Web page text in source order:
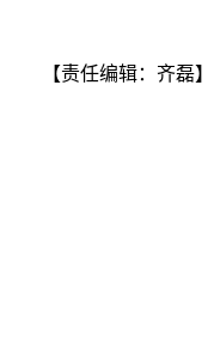
【责任编辑：齐磊】